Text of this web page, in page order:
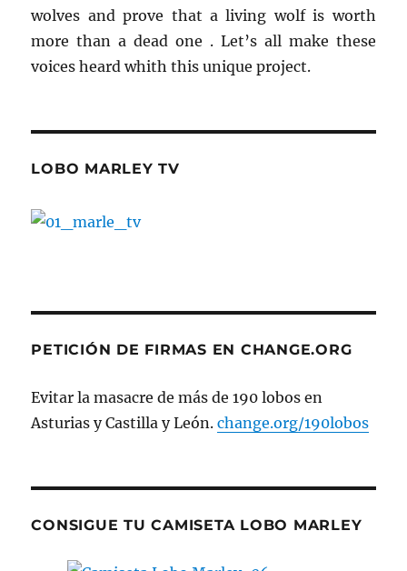
wolves and prove that a living wolf is worth
more than a dead one . Let’s all make these
voices heard whith this unique project.
LOBO MARLEY TV
PETICIÓN DE FIRMAS EN CHANGE.ORG
Evitar la masacre de más de 190 lobos en
Asturias y Castilla y León.change.org/190lobos
CONSIGUE TU CAMISETA LOBO MARLEY